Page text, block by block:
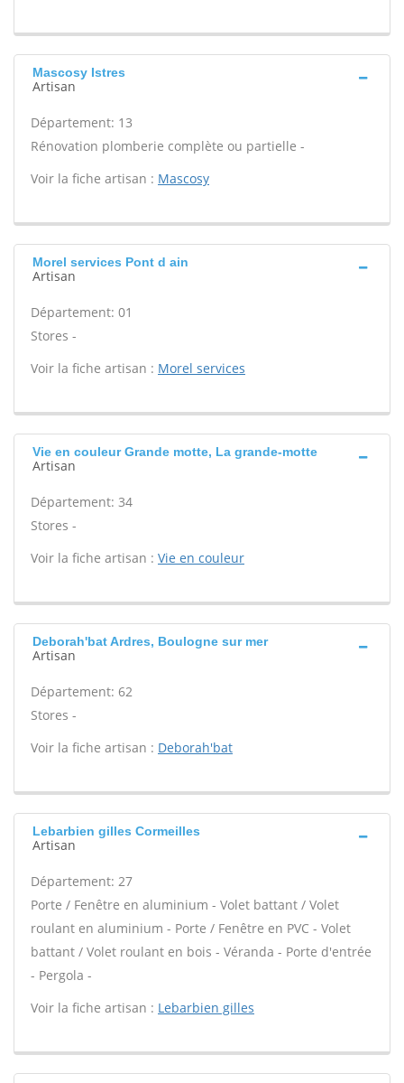
Mascosy Istres
Artisan
Département: 13
Rénovation plomberie complète ou partielle -
Voir la fiche artisan : Mascosy
Morel services Pont d ain
Artisan
Département: 01
Stores -
Voir la fiche artisan : Morel services
Vie en couleur Grande motte, La grande-motte
Artisan
Département: 34
Stores -
Voir la fiche artisan : Vie en couleur
Deborah'bat Ardres, Boulogne sur mer
Artisan
Département: 62
Stores -
Voir la fiche artisan : Deborah'bat
Lebarbien gilles Cormeilles
Artisan
Département: 27
Porte / Fenêtre en aluminium - Volet battant / Volet
roulant en aluminium - Porte / Fenêtre en PVC - Volet
battant / Volet roulant en bois - Véranda - Porte d'entrée
- Pergola -
Voir la fiche artisan : Lebarbien gilles